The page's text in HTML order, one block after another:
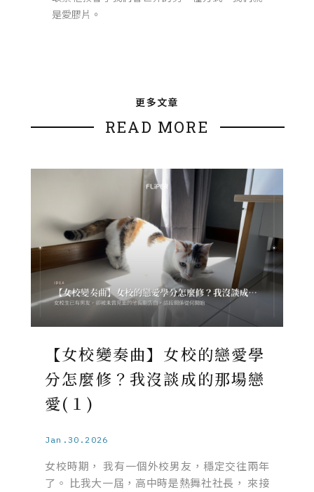
是愛膠片。
更多文章
READ MORE
【女校變奏曲】女校的戀愛學
分怎麼修？我沒談成的那場戀
愛(１)
Jan.30.2026
女校時期， 我有一個外校男友，穩定交往兩年
了。 比我大一屆，高中時是熱舞社社長， 來接